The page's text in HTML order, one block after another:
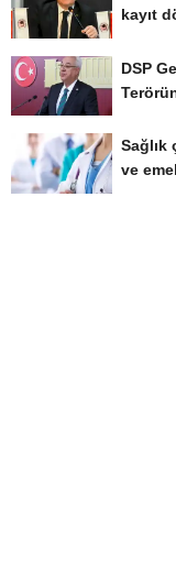
kayıt
DSP
Sağlık
ve